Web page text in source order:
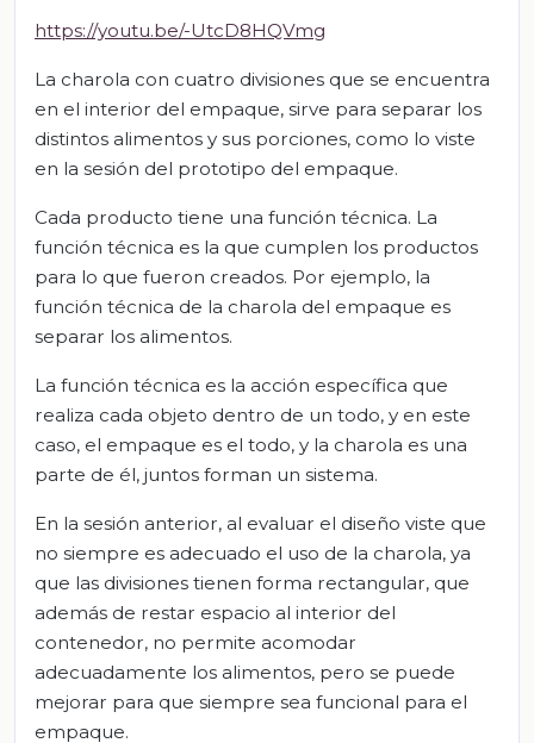
https://youtu.be/-UtcD8HQVmg
La charola con cuatro divisiones que se encuentra
en el interior del empaque, sirve para separar los
distintos alimentos y sus porciones, como lo viste
en la sesión del prototipo del empaque.
Cada producto tiene una función técnica. La
función técnica es la que cumplen los productos
para lo que fueron creados. Por ejemplo, la
función técnica de la charola del empaque es
separar los alimentos.
La función técnica es la acción específica que
realiza cada objeto dentro de un todo, y en este
caso, el empaque es el todo, y la charola es una
parte de él, juntos forman un sistema.
En la sesión anterior, al evaluar el diseño viste que
no siempre es adecuado el uso de la charola, ya
que las divisiones tienen forma rectangular, que
además de restar espacio al interior del
contenedor, no permite acomodar
adecuadamente los alimentos, pero se puede
mejorar para que siempre sea funcional para el
empaque.